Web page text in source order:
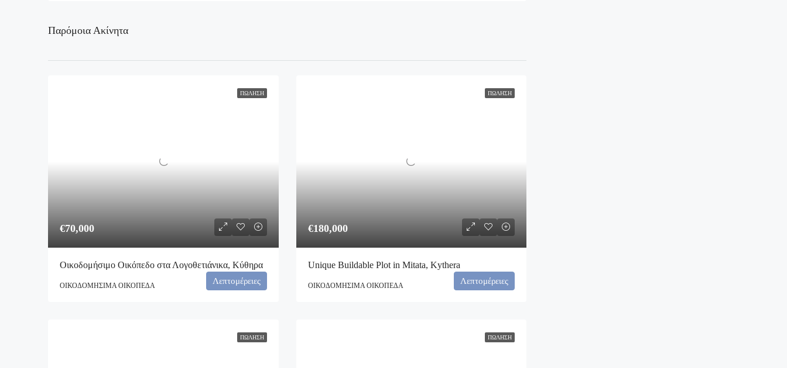
Παρόμοια Ακίνητα
ΠΏΛΗΣΗ
€70,000
Οικοδομήσιμο Οικόπεδο στα Λογοθετιάνικα, Κύθηρα
ΟΙΚΟΔΟΜΉΣΙΜΑ ΟΙΚΌΠΕΔΑ Λεπτομέρειες
ΠΏΛΗΣΗ
€180,000
Unique Buildable Plot in Mitata, Kythera
ΟΙΚΟΔΟΜΉΣΙΜΑ ΟΙΚΌΠΕΔΑ Λεπτομέρειες
ΠΏΛΗΣΗ ΠΏΛΗΣΗ